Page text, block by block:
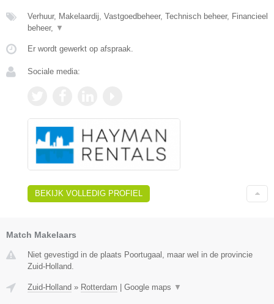
Verhuur, Makelaardij, Vastgoedbeheer, Technisch beheer, Financieel
beheer, ▼
Er wordt gewerkt op afspraak.
Sociale media:
BEKIJK VOLLEDIG PROFIEL
Match Makelaars
Niet gevestigd in de plaats Poortugaal, maar wel in de provincie
Zuid-Holland.
Zuid-Holland » Rotterdam Google maps ▼